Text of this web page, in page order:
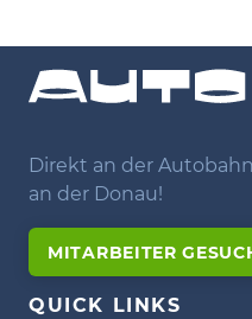
Direkt an der
an der Donau!
MITARBEITER
QUICK LINKS